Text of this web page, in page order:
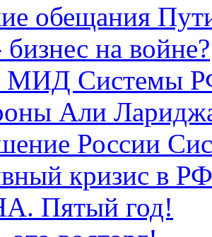
обещания
на войне?
МИД Системы
Али
России
кризис в РФ
Пятый год!